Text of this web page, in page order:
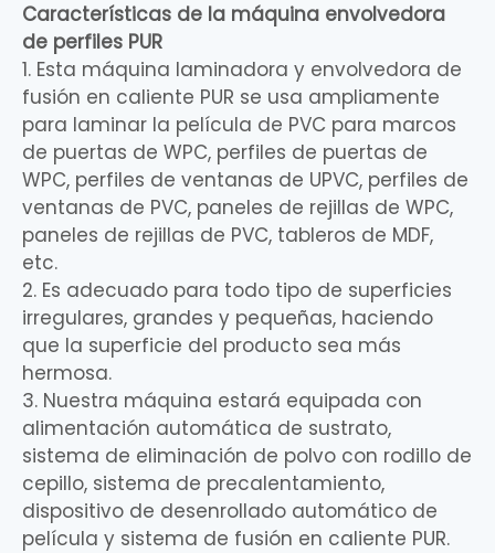
Características de la máquina envolvedora
de perfiles PUR
1. Esta máquina laminadora y envolvedora de
fusión en caliente PUR se usa ampliamente
para laminar la película de PVC para marcos
de puertas de WPC, perfiles de puertas de
WPC, perfiles de ventanas de UPVC, perfiles de
ventanas de PVC, paneles de rejillas de WPC,
paneles de rejillas de PVC, tableros de MDF,
etc.
2. Es adecuado para todo tipo de superficies
irregulares, grandes y pequeñas, haciendo
que la superficie del producto sea más
hermosa.
3. Nuestra máquina estará equipada con
alimentación automática de sustrato,
sistema de eliminación de polvo con rodillo de
cepillo, sistema de precalentamiento,
dispositivo de desenrollado automático de
película y sistema de fusión en caliente PUR.